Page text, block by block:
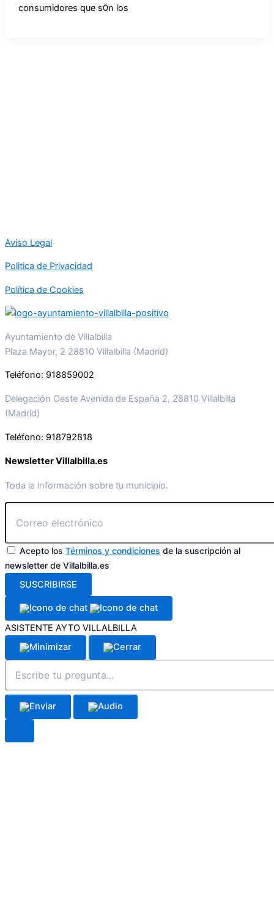
consumidores que s0n los
Aviso Legal
Politica de Privacidad
Política de Cookies
Ayuntamiento de Villalbilla
Plaza Mayor, 2 28810 Villalbilla (Madrid)
Teléfono: 918859002
Delegación Oeste Avenida de España 2, 28810 Villalbilla
(Madrid)
Teléfono: 918792818
Newsletter Villalbilla.es
Toda la información sobre tu municipio.
Acepto los Términos y condiciones de la suscripción al
newsletter de Villalbilla.es
SUSCRIBIRSE
ASISTENTE AYTO VILLALBILLA